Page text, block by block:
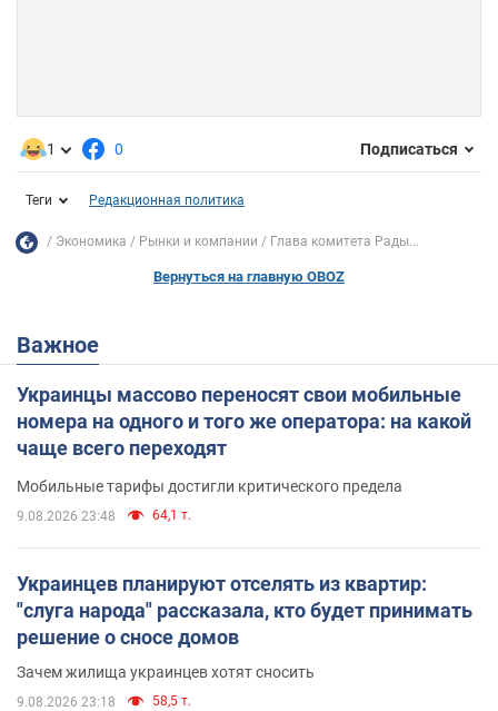
1 0 Подписаться
Теги Редакционная политика
Экономика Рынки и компании Глава комитета Рады...
Вернуться на главную OBOZ
Важное
Украинцы массово переносят свои мобильные
номера на одного и того же оператора: на какой
чаще всего переходят
Мобильные тарифы достигли критического предела
9.08.2026 23:48 64,1 т.
Украинцев планируют отселять из квартир:
"слуга народа" рассказала, кто будет принимать
решение о сносе домов
Зачем жилища украинцев хотят сносить
9.08.2026 23:18 58,5 т.